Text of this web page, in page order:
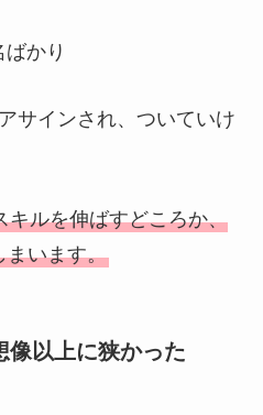
かり
サインされ、ついていけ
キルを伸ばすどころか、
まいます。
像以上に狭かった